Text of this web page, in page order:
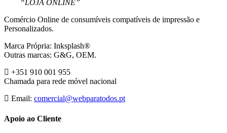
“LOJA ONLINE”
Comércio Online de consumíveis compatíveis de impressão e
Personalizados.
Marca Própria: Inksplash®
Outras marcas: G&G, OEM.
+351 910 001 955
Chamada para rede móvel nacional
Email: comercial@webparatodos.pt
Apoio ao Cliente